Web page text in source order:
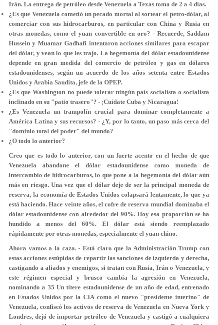
Irán. La entrega de petróleo desde Venezuela a Texas toma de 2 a 4 días.
¿Es que Venezuela cometió un pecado mortal al sortear el petro-dólar, al
comerciar con sus hidrocarburos, en particular con China y Rusia en
otras monedas, como el yuan convertible en oro? - Recuerde, Saddam
Hussein y Muamar Gadhafi intentaron acciones similares para escapar
del dólar, y vean lo que les trajo. La hegemonía del dólar estadounidense
depende en gran medida del comercio de petróleo y gas en dólares
estadounidenses, según un acuerdo de los años setenta entre Estados
Unidos y Arabia Saudita, jefe de la OPEP.
¿Es que Washington no puede tolerar ningún país socialista o socialista
inclinado en su "patio trasero"? - ¡Cuídate Cuba y Nicaragua!
¿Es Venezuela un trampolín crucial para dominar completamente a
América Latina y sus recursos? - ¿Y, por lo tanto, un paso más cerca del
"dominio total del poder" del mundo?
¿O todo lo anterior?
Creo que es todo lo anterior, con un fuerte acento en el hecho de que
Venezuela abandone el dólar estadounidense como moneda de
intercambio de hidrocarburos, lo que pone a la hegemonía del dólar aún
más en riesgo. Una vez que el dólar deje de ser la principal moneda de
reserva, la economía de Estados Unidos colapsará lentamente, lo que ya
está haciendo. Hace veinte años, el cofre de reserva mundial dominaba el
dólar estadounidense con alrededor del 90%. Hoy esa proporción se ha
hundido a menos del 60%. El dólar está siendo reemplazado
rápidamente por otras monedas, especialmente el yuan chino.
Ahora vamos a la caza. - Está claro que la Administración Trump con
estas acciones estúpidas de repartir las sanciones de izquierda y derecha,
castigando a aliados y enemigos, si tratan con Rusia, Irán o Venezuela, y
este régimen especial y brusco cambia la agresión en Venezuela,
nominando a 35 Un títere estadounidense de un año de edad, entrenado
en Estados Unidos por la CIA como el nuevo "presidente interino" de
Venezuela, confiscó los activos de reserva de Venezuela en Nueva York y
Londres, dejó de importar petróleo de Venezuela y castigó a cualquiera